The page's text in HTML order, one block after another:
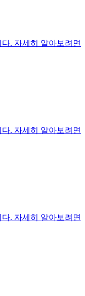
. 자세히 알아보려면
. 자세히 알아보려면
. 자세히 알아보려면